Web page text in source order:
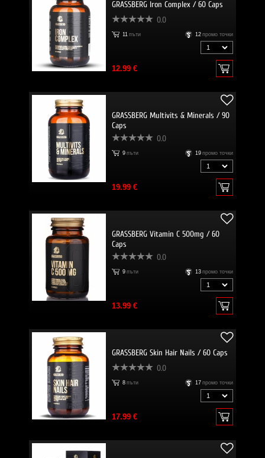
GRASSBERG Iron Complex / 60 Caps
0.0
11 пъти 12 промо точки
12.99 €
GRASSBERG Multivits & Minerals / 90
Caps
0.0
9 пъти 19 промо точки
19.99 €
GRASSBERG Vitamin C 500mg / 60
Caps
0.0
9 пъти 13 промо точки
13.99 €
GRASSBERG Skin Hair Nails / 60 Caps
0.0
8 пъти 17 промо точки
17.99 €